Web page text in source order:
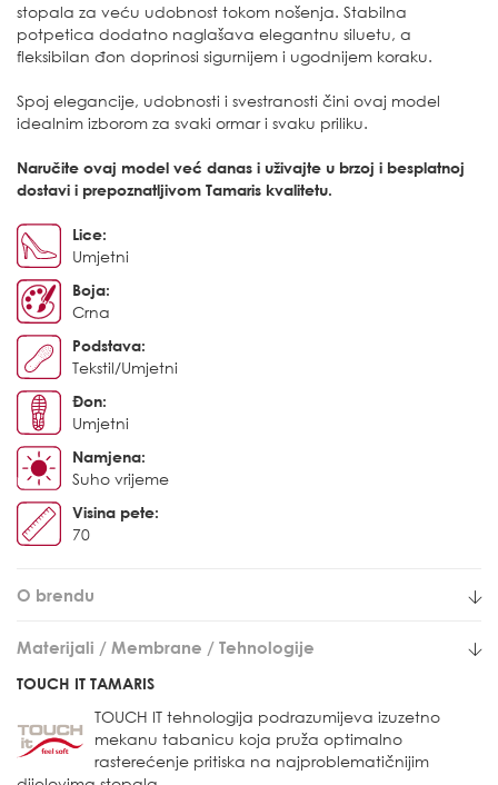
stopala za veću udobnost tokom nošenja. Stabilna
potpetica dodatno naglašava elegantnu siluetu, a
fleksibilan đon doprinosi sigurnijem i ugodnijem koraku.
Spoj elegancije, udobnosti i svestranosti čini ovaj model
idealnim izborom za svaki ormar i svaku priliku.
Naručite ovaj model već danas i uživajte u brzoj i besplatnoj
dostavi i prepoznatljivom Tamaris kvalitetu.
Lice:
Umjetni
Boja:
Crna
Podstava:
Tekstil/Umjetni
Đon:
Umjetni
Namjena:
Suho vrijeme
Visina pete:
70
O brendu
Materijali / Membrane / Tehnologije
TOUCH IT TAMARIS
TOUCH IT tehnologija podrazumijeva izuzetno
mekanu tabanicu koja pruža optimalno
rasterećenje pritiska na najproblematičnijim